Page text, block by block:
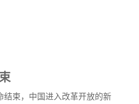
结束，中国进入改革开放的新